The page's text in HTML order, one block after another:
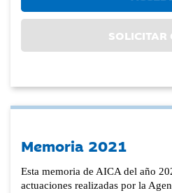
SOLICITAR
Memoria 2021
Esta memoria de AICA del año
actuaciones realizadas por la